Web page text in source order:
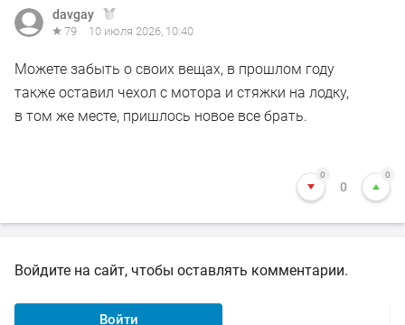
davgay
79 10 июля 2026, 10:40
Можете забыть о своих вещах, в прошлом году
также оставил чехол с мотора и стяжки на лодку,
в том же месте, пришлось новое все брать.
0
0
0
Войдите на сайт, чтобы оставлять комментарии.
Войти